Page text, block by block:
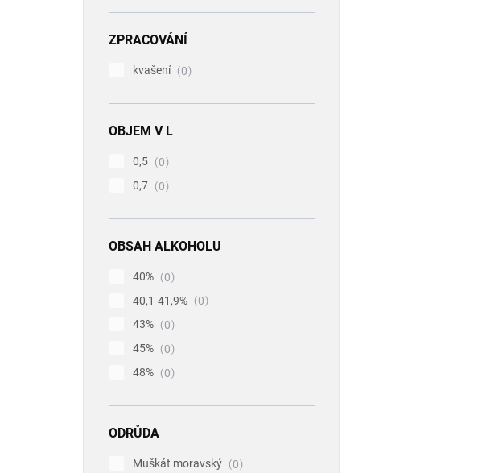
ZPRACOVÁNÍ
kvašení 0
OBJEM V L
0,5
0
0,7
0
OBSAH ALKOHOLU
40%
0
40,1-41,9%
0
43%
0
45%
0
48%
0
ODRŮDA
Muškát moravský
0